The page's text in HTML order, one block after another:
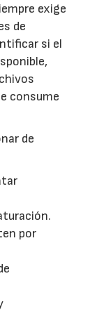
exige
de
si el
consume
de
por